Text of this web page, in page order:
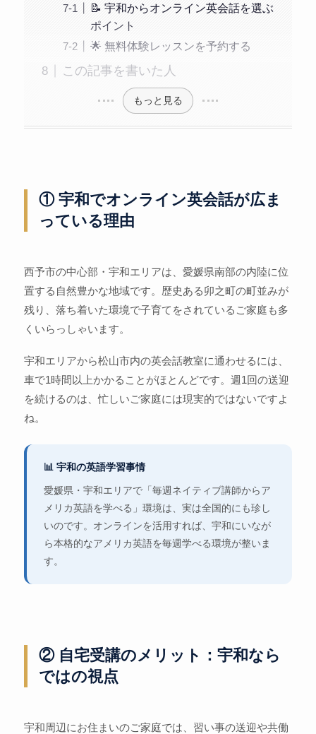
📝 宇和からオンライン英会話を選ぶ
ポイント
🌟 無料体験レッスンを予約する
この記事を書いた人
もっと見る
① 宇和でオンライン英会話が広ま
っている理由
西予市の中心部・宇和エリアは、愛媛県南部の内陸に位
置する自然豊かな地域です。歴史ある卯之町の町並みが
残り、落ち着いた環境で子育てをされているご家庭も多
くいらっしゃいます。
宇和エリアから松山市内の英会話教室に通わせるには、
車で1時間以上かかることがほとんどです。週1回の送迎
を続けるのは、忙しいご家庭には現実的ではないですよ
ね。
📊 宇和の英語学習事情
愛媛県・宇和エリアで「毎週ネイティブ講師からア
メリカ英語を学べる」環境は、実は全国的にも珍し
いのです。オンラインを活用すれば、宇和にいなが
ら本格的なアメリカ英語を毎週学べる環境が整いま
す。
② 自宅受講のメリット：宇和なら
ではの視点
宇和周辺にお住まいのご家庭では、習い事の送迎や共働